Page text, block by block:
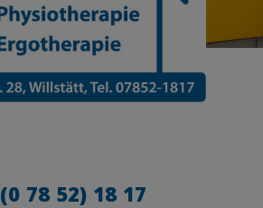
(0 78 52) 18 17